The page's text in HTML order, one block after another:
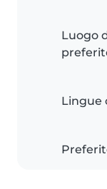
Luogo
Lingue